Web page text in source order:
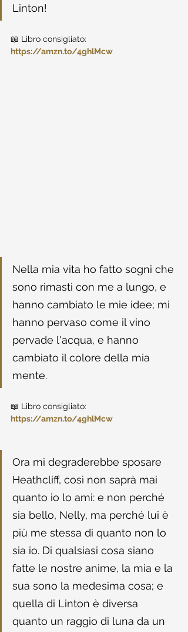
Linton!
📖 Libro consigliato:
https://amzn.to/4ghlMcw
Nella mia vita ho fatto sogni che
sono rimasti con me a lungo, e
hanno cambiato le mie idee; mi
hanno pervaso come il vino
pervade l'acqua, e hanno
cambiato il colore della mia
mente.
📖 Libro consigliato:
https://amzn.to/4ghlMcw
Ora mi degraderebbe sposare
Heathcliff, così non saprà mai
quanto io lo ami: e non perché
sia bello, Nelly, ma perché lui è
più me stessa di quanto non lo
sia io. Di qualsiasi cosa siano
fatte le nostre anime, la mia e la
sua sono la medesima cosa; e
quella di Linton è diversa
quanto un raggio di luna da un